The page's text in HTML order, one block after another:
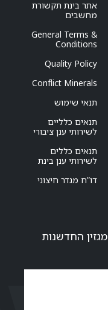
אתר בינת תקשורת
מחשבים
General Terms &
Conditions
Quality Policy
Conflict Minerals
תנאי שימוש
תנאים כלליים
לשירותי ענן ציבורי
תנאים כללים
לשירותי ענן בינת
דו”ח מגדר חיצוני
הרשמו לקבלת מגזין ICTrends מגזין החדשנות